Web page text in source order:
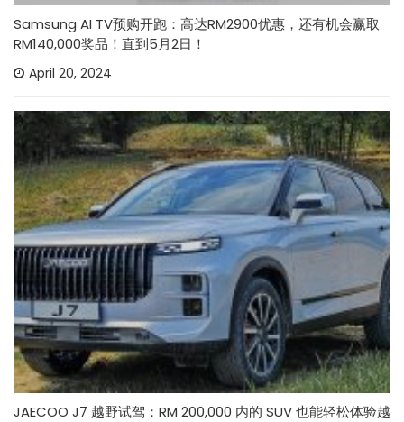
Samsung AI TV预购开跑：高达RM2900优惠，还有机会赢取
RM140,000奖品！直到5月2日！
April 20, 2024
JAECOO J7 越野试驾：RM 200,000 内的 SUV 也能轻松体验越